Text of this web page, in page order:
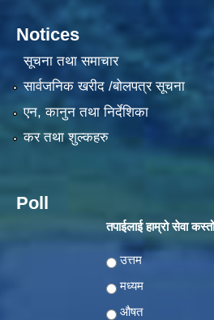
Notices
सूचना तथा समाचार
सार्वजनिक खरीद /बोलपत्र सूचना
एन, कानुन तथा निर्देशिका
कर तथा शुल्कहरु
Poll
तपाईलाई हाम्रो सेवा
Choices
उत्तम
मध्यम
औषत